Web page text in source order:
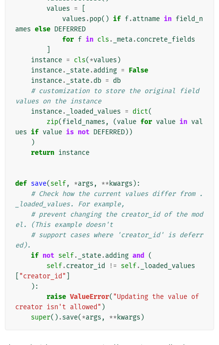
values =
values .pop() if f.attname in field_n
ames else DEFERRED
for f in cls . _meta.concrete_fields
instance = cls(*values )
instance. _state.adding = False
instance. _state.db = db
# customization to store the original field
values on the instance
instance. _loaded_values = dict(
zip(field_names , (value for value in val
ues if value is not DEFERRED))
)
return instance
def save(self, *args , ** kwargs ):
# Check how the current values differ from .
_loaded_values. For example,
# prevent changing the creator_id of the mod
el. (This example doesn't
# support cases where 'creator_id' is deferr
ed).
if not self. _state.adding and
(
self.creator_id != self. _loaded_values
"creator_id"
):
raise ValueError( "Updating the value of
creator isn't allowed" )
super() .save(*args , ** kwargs )